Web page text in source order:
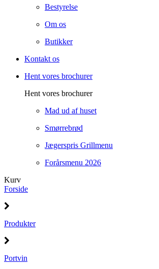
Bestyrelse
Om os
Butikker
Kontakt os
Hent vores brochurer
Hent vores brochurer
Mad ud af huset
Smørrebrød
Jægerspris Grillmenu
Forårsmenu 2026
Kurv
Forside
Produkter
Portvin